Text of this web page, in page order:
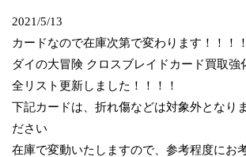
2021/5/13
カードなので在庫次第で変わります！！！！
ダイの大冒険 クロスブレイドカード買取強
全リスト更新しました！！！！
下記カードは、折れ傷などは対象外となり
ださい
在庫で変動いたしますので、参考程度にお